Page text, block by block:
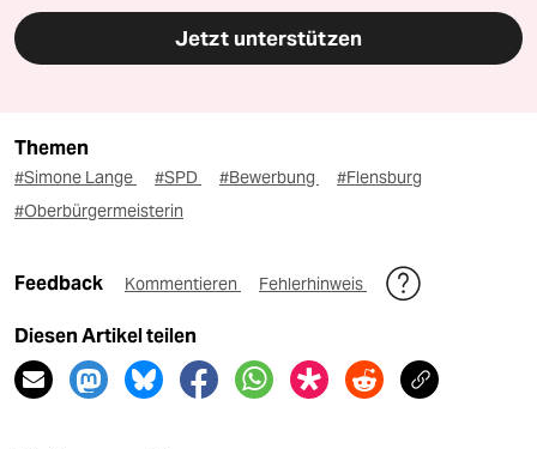
Jetzt unterstützen
Themen
#Simone Lange #SPD #Bewerbung
#Flensburg
#Oberbürgermeisterin
Feedback Kommentieren Fehlerhinweis
Diesen Artikel teilen